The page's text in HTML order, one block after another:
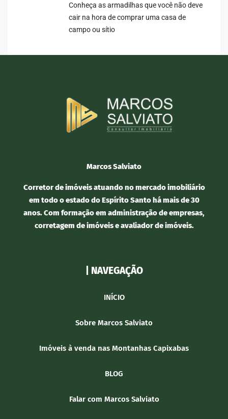
Conheça as armadilhas que você não deve
cair na hora de comprar uma casa de
campo ou sítio
Marcos Salviato
Corretor de imóveis atuando no mercado imobiliário
em todo o estado do Espírito Santo há mais de 30
anos. Com formação em administração de empresas,
corretagem de imóveis e avaliador de imóveis.
| NAVEGAÇÃO
INÍCIO
Sobre Marcos Salviato
Imóveis à venda nas Montanhas Capixabas
BLOG
Falar com Marcos Salviato